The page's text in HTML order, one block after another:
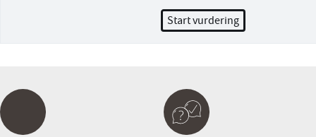
📍 Farøvej 3A, 9800 Hjørring
Du er altid meget velkommen i vores flotte showroom, men vi
Start vurdering